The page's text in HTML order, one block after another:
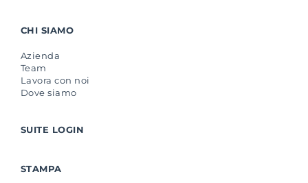
CHI SIAMO
Azienda
Team
Lavora con noi
Dove siamo
SUITE LOGIN
STAMPA